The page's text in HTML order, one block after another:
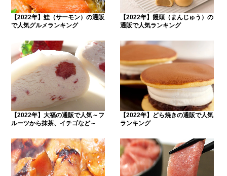
【2022年】鮭（サーモン）の通販
で人気グルメランキング
【2022年】饅頭（まんじゅう）の
通販で人気ランキング
【2022年】大福の通販で人気～フ
ルーツから抹茶、イチゴなど～
【2022年】どら焼きの通販で人気
ランキング